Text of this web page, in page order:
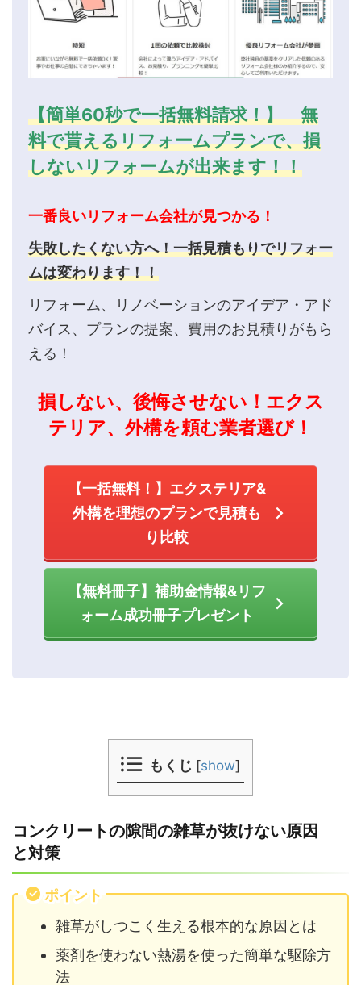
【簡単60秒で一括無料請求！】 無
料で貰えるリフォームプランで、損
しないリフォームが出来ます！！
一番良いリフォーム会社が見つかる！
失敗したくない方へ！一括見積もりでリフォー
ムは変わります！！
リフォーム、リノベーションのアイデア・アド
バイス、プランの提案、費用のお見積りがもら
える！
損しない、後悔させない！エクス
テリア、外構を頼む業者選び！
【一括無料！】エクステリア&
外構を理想のプランで見積も
り比較
【無料冊子】補助金情報&リフ
ォーム成功冊子プレゼント
もくじ [show]
コンクリートの隙間の雑草が抜けない原因
と対策
ポイント
雑草がしつこく生える根本的な原因とは
薬剤を使わない熱湯を使った簡単な駆除方
法